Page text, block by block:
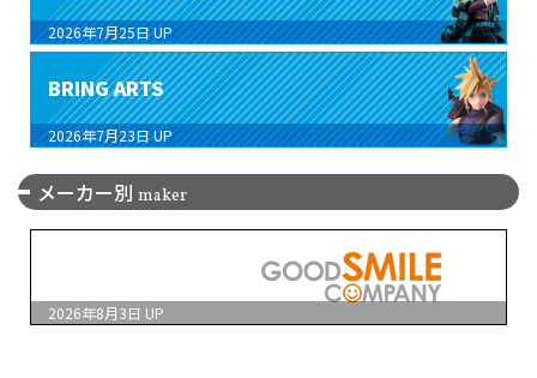
2026年7月25日 UP
BRING ARTS
2026年7月23日 UP
メーカー別 maker
2026年8月3日 UP